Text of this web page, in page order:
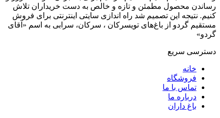
رساندن محصول مطمئن و تازه و خالص به دست خریداران تلاش
کنیم. نتیجه این تصمیم شد راه اندازی سایتی اینترنتی برای فروش
مستقیم گردو از باغ‌های تویسرکان ، سرکان، سرابی به اسم «آقای
گردو»
دسترسی سریع
خانه
فروشگاه
تماس با ما
درباره ما
باغ داران